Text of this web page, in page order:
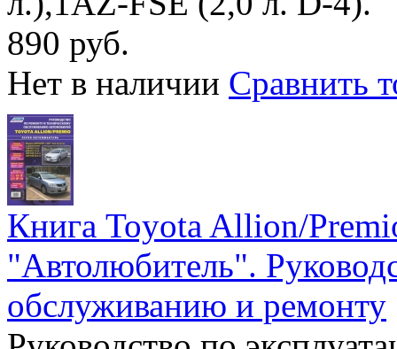
890 руб.
Нет в наличии Сравнить
Книга Toyota Allion/
"Автолюбитель".
обслуживанию и ремонту